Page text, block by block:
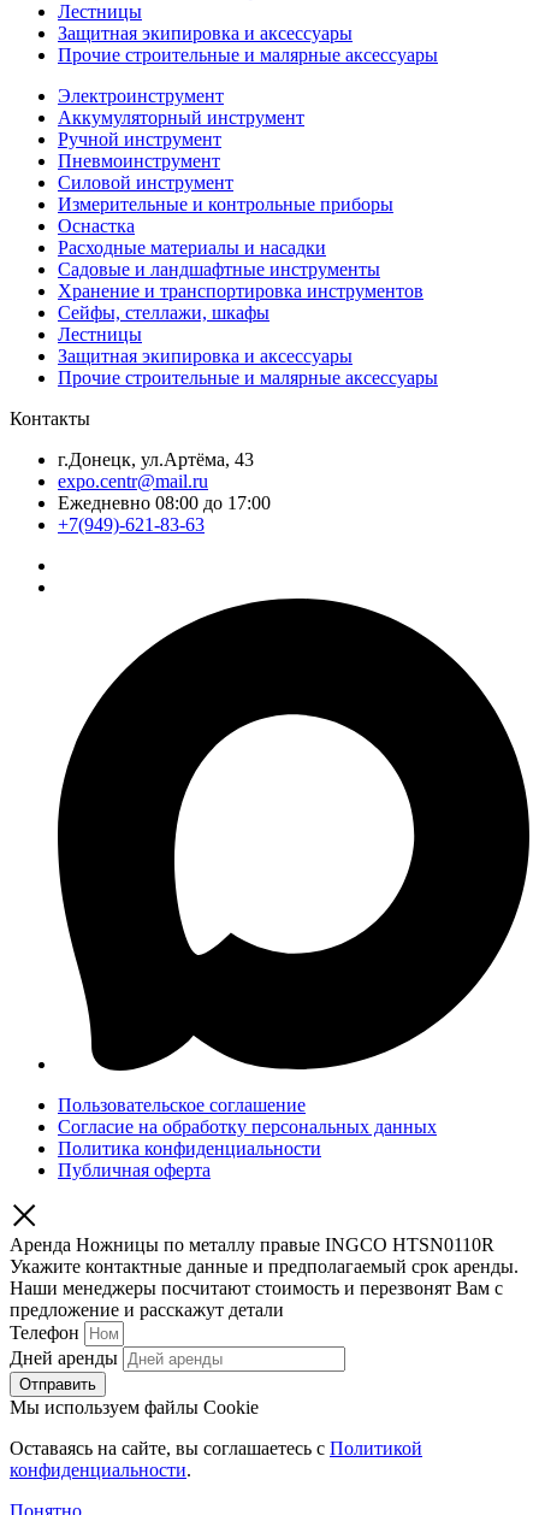
Лестницы
Защитная экипировка и аксессуары
Прочие строительные и малярные аксессуары
Электроинструмент
Аккумуляторный инструмент
Ручной инструмент
Пневмоинструмент
Силовой инструмент
Измерительные и контрольные приборы
Оснастка
Расходные материалы и насадки
Садовые и ландшафтные инструменты
Хранение и транспортировка инструментов
Сейфы, стеллажи, шкафы
Лестницы
Защитная экипировка и аксессуары
Прочие строительные и малярные аксессуары
Контакты
г.Донецк, ул.Артёма, 43
expo.centr@mail.ru
Ежедневно 08:00 до 17:00
+7(949)-621-83-63
Пользовательское соглашение
Согласие на обработку персональных данных
Политика конфиденциальности
Публичная оферта
Аренда Ножницы по металлу правые INGCO HTSN0110R
Укажите контактные данные и предполагаемый срок аренды.
Наши менеджеры посчитают стоимость и перезвонят Вам с
предложение и расскажут детали
Телефон
Дней аренды
Отправить
Мы используем файлы Cookie
Оставаясь на сайте, вы соглашаетесь c Политикой
конфиденциальности.